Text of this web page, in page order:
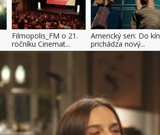
Filmopolis_FM o 21.
ročníku Cinemat...
Americký sen: Do kín
prichádza nový...